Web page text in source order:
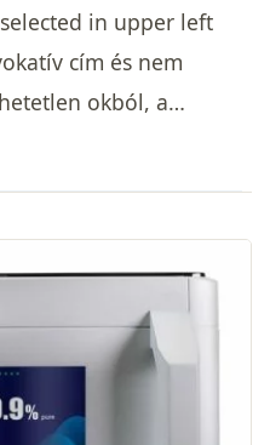
in upper left
cím és nem
okból, a…